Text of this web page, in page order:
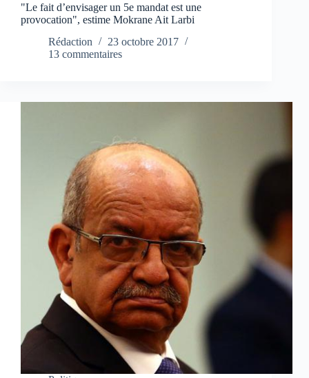
"Le fait d’envisager un 5e mandat est une
provocation", estime Mokrane Ait Larbi
Rédaction
23 octobre 2017
13 commentaires